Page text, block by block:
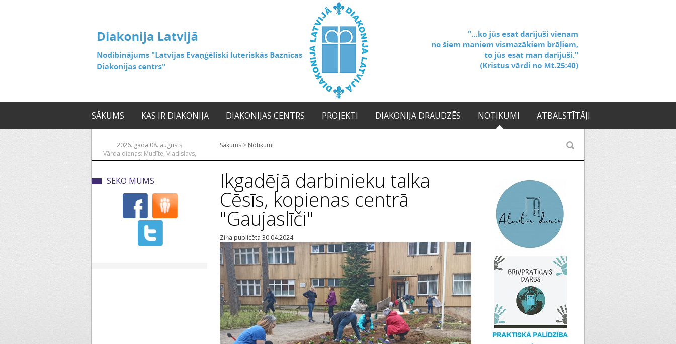
SĀKUMS KAS IR DIAKONIJA DIAKONIJAS CENTRS PROJEKTI DIAKONIJA DRAUDZĒS NOTIKUMI ATBALSTĪTĀJI
2026. gada 08. augusts
Vārda dienas: Mudīte, Vladislavs,
Vladislava
Sākums > Notikumi
SEKO MUMS Ikgadējā darbinieku talka
Cēsīs, kopienas centrā
"Gaujaslīči"
Ziņa publicēta 30.04.2024